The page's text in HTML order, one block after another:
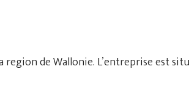
region de Wallonie. L’entreprise est